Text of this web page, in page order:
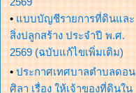
• แบบบัญชีรายการที่ดินและ
สิ่งปลูกสร้าง ประจำปี พ.ศ.
2569 (ฉบับแก้ไขเพิ่มเติม)
• ประกาศเทศบาลตำบลดอน
ศิลา เรื่อง ให้เจ้าของที่ดินใน